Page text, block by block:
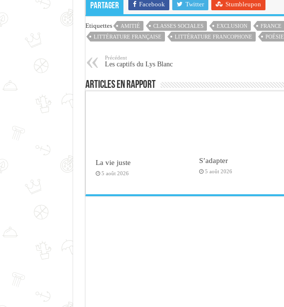
Partager Facebook Twitter Stumbleupon
Etiquettes AMITIÉ CLASSES SOCIALES EXCLUSION FRANCE
LITTÉRATURE FRANÇAISE
LITTÉRATURE FRANCOPHONE POÉSIE
Précédent
Les captifs du Lys Blanc
Articles en rapport
La vie juste
5 août 2026
S’adapter
5 août 2026